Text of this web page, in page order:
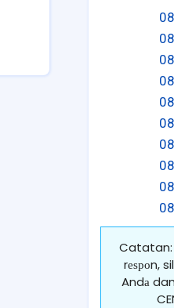
Catatan:
rеѕроn,
Andа